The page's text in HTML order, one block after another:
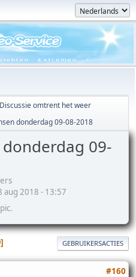
Discussie omtrent het weer
donderdag 09-08-2018
09-
aug 2018 - 13:57
GEBRUIKERSACTIES
#160